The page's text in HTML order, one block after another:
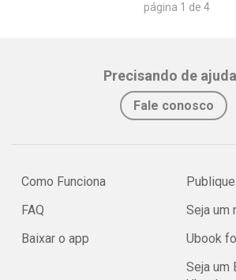
página 1 de 4
Precisando de
Fale conosco
Como Funciona
FAQ
Baixar o app
Seja um
Ubook
Seja um